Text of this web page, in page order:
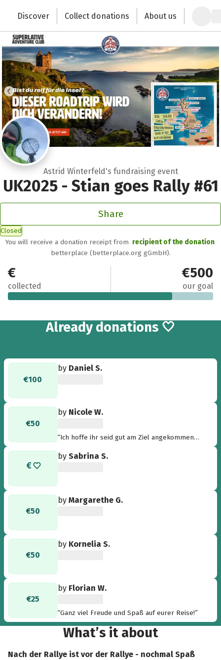
Change the world with your donation
Discover Collect donations About us
Astrid Winterfeld's fundraising event
UK2025 - Stian goes Rally #61
Share
Closed
You will receive a donation receipt from recipient of the donation
betterplace (betterplace.org gGmbH).
€400
collected
€500
our goal
Already 10
donations 🤍
€100
by Daniel S.
€50
by Nicole W.
“Ich hoffe ihr seid gut am Ziel angekommen
bySabrina S.
€50
byMargarethe G.
€50
by Kornelia S.
€25
by Florian W.
“Ganz viel Freude und Spaß auf eurer Reise!”
What’s it about
Nach der Rallye ist vor der Rallye - nochmal Spaß